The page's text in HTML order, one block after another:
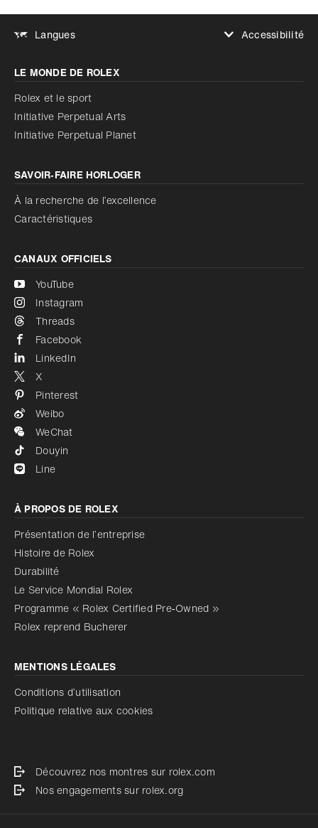
Langues
Accessibilité
Augmenter le contraste
Désactivé
Réduire les animations
Réduire les animations
Désactivé
LE MONDE DE ROLEX
Rolex et le sport
Initiative Perpetual Arts
Initiative Perpetual Planet
SAVOIR‑FAIRE HORLOGER
À la recherche de l’excellence
Caractéristiques
CANAUX OFFICIELS
YouTube
Instagram
Threads
Facebook
LinkedIn
X
Pinterest
Weibo
WeChat
Douyin
Line
À PROPOS DE ROLEX
Présentation de l’entreprise
Histoire de Rolex
Durabilité
Le Service Mondial Rolex
Programme « Rolex Certified Pre‑Owned »
Rolex reprend Bucherer
MENTIONS LÉGALES
Conditions d’utilisation
Politique relative aux cookies
Découvrez nos montres sur rolex.com
Nos engagements sur rolex.org